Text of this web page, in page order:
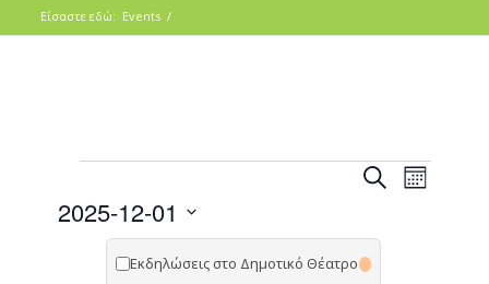
Είσαστε εδώ: Events /
Events
and
Views
SearchEvent
Views
Month
2025-12-01
Εκδηλώσεις στο Δημοτικό Θέατρο